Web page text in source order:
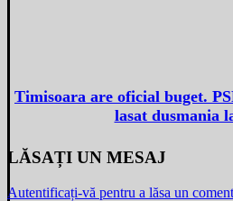
Timisoara are oficial buget.
lasat dusmania
LĂSAȚI UN MESAJ
Autentificați-vă pentru a lăsa un